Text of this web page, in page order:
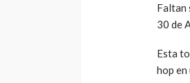
Faltan
30 de
Esta
hop